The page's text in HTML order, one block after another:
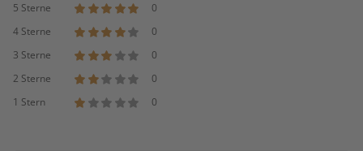
5 Sterne
0
4 Sterne
0
3 Sterne
0
2 Sterne
0
1 Stern
0